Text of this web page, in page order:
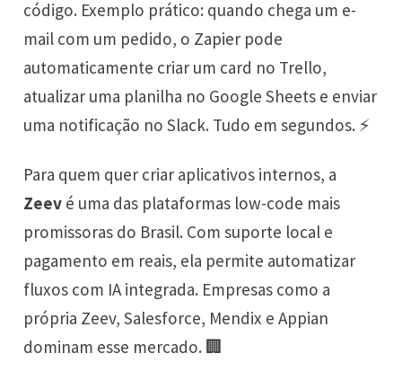
código. Exemplo prático: quando chega um e-
mail com um pedido, o Zapier pode
automaticamente criar um card no Trello,
atualizar uma planilha no Google Sheets e enviar
uma notificação no Slack. Tudo em segundos. ⚡
Para quem quer criar aplicativos internos, a
Zeev é uma das plataformas low-code mais
promissoras do Brasil. Com suporte local e
pagamento em reais, ela permite automatizar
fluxos com IA integrada. Empresas como a
própria Zeev, Salesforce, Mendix e Appian
dominam esse mercado. 🏢